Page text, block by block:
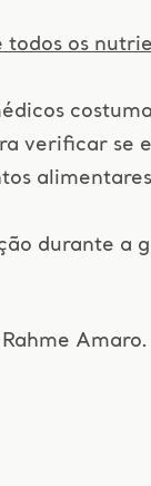
os
verificar se
durante a